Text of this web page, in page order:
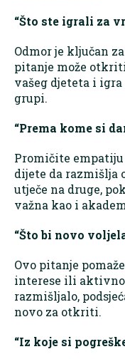
“Što ste igrali za
Odmor je ključan
pitanje može
vašeg djeteta i
grupi.
“Prema kome si
Promičite
dijete da razmišlja
utječe na druge,
važna kao i
“Što bi novo
Ovo pitanje
interese ili
razmišljalo,
novo za otkriti.
“Iz koje si